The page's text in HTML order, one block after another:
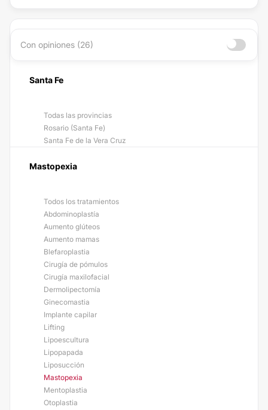
Con opiniones (26)
Santa Fe
Todas las provincias
Rosario (Santa Fe)
Santa Fe de la Vera Cruz
Mastopexia
Todos los tratamientos
Abdominoplastía
Aumento glúteos
Aumento mamas
Blefaroplastia
Cirugía de pómulos
Cirugía maxilofacial
Dermolipectomía
Ginecomastia
Implante capilar
Lifting
Lipoescultura
Lipopapada
Liposucción
Mastopexia
Mentoplastia
Otoplastia